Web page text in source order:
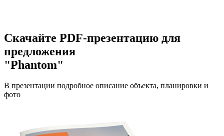
Скачайте PDF-презентацию для
предложения
"Phantom"
В презентации подробное описание объекта, планировки и
фото